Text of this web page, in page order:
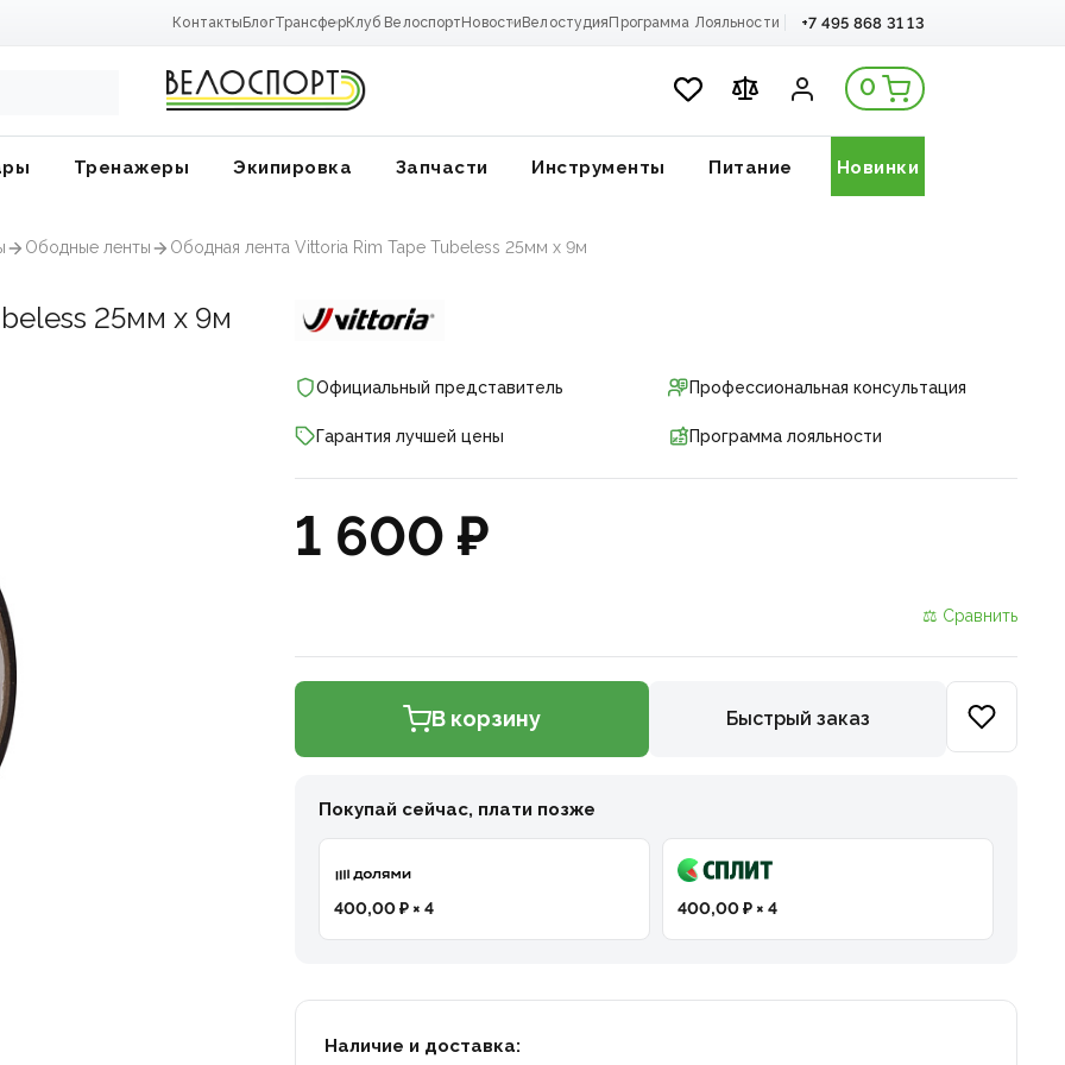
Контакты БлогТрансферКлуб Велоспорт Новости Велостудия Программа Лояльности +7 495 868 31 13
0
Тренажеры Экипировка Запчасти Инструменты Питание Новинки
Ободные ленты Ободная лента Vittoria Rim Tape Tubeless 25мм x 9м
25мм x 9м
Официальный представитель Профессиональная консультация
Гарантия лучшей цены Программа лояльности
1 600 ₽
⚖ Сравнить
В корзину Быстрый заказ
Покупай сейчас, плати позже
400,00 ₽ × 4 400,00 ₽ × 4
Наличие и доставка: